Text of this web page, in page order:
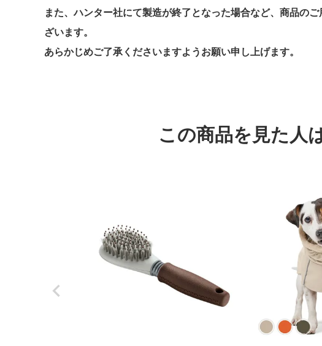
また、ハンター社にて製造が終了となった場合など、商品の
ざいます。
あらかじめご了承くださいますようお願い申し上げます。
この商品を見た人は